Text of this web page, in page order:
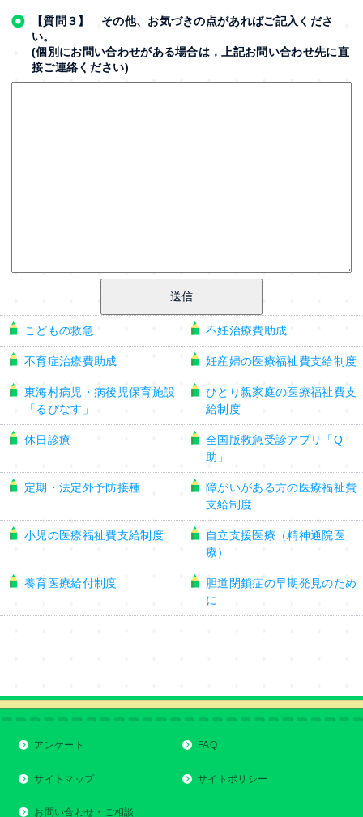
【質問３】 その他、お気づきの点があればご記入くださ
い。
(個別にお問い合わせがある場合は，上記お問い合わせ先に直
接ご連絡ください)
こどもの救急 不妊治療費助成
不育症治療費助成 妊産婦の医療福祉費支給制度
東海村病児・病後児保育施設
「るぴなす」
ひとり親家庭の医療福祉費支
給制度
休日診療
全国版救急受診アプリ「Q
助」
定期・法定外予防接種
障がいがある方の医療福祉費
支給制度
小児の医療福祉費支給制度
自立支援医療（精神通院医
療）
養育医療給付制度
胆道閉鎖症の早期発見のため
に
アンケート FAQ
サイトマップ サイトポリシー
お問い合わせ・ご相談